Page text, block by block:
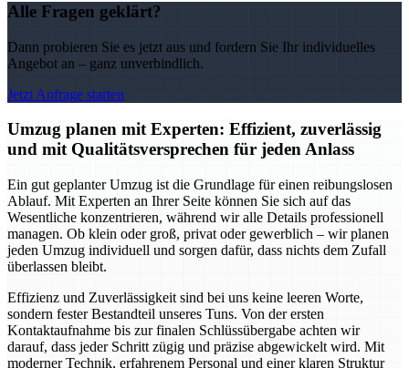
Alle Fragen geklärt?
Dann probieren Sie es jetzt aus und fordern Sie Ihr individuelles
Angebot an – ganz unverbindlich.
Jetzt Anfrage starten
Umzug planen mit Experten: Effizient, zuverlässig
und mit Qualitätsversprechen für jeden Anlass
Ein gut geplanter Umzug ist die Grundlage für einen reibungslosen
Ablauf. Mit Experten an Ihrer Seite können Sie sich auf das
Wesentliche konzentrieren, während wir alle Details professionell
managen. Ob klein oder groß, privat oder gewerblich – wir planen
jeden Umzug individuell und sorgen dafür, dass nichts dem Zufall
überlassen bleibt.
Effizienz und Zuverlässigkeit sind bei uns keine leeren Worte,
sondern fester Bestandteil unseres Tuns. Von der ersten
Kontaktaufnahme bis zur finalen Schlüssübergabe achten wir
darauf, dass jeder Schritt zügig und präzise abgewickelt wird. Mit
moderner Technik, erfahrenem Personal und einer klaren Struktur